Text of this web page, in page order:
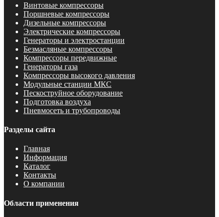
Винтовые компрессоры
Поршневые компрессоры
Дизельные компрессоры
Электрические компрессоры
Генераторы и электростанции
Безмасляные компрессоры
Компрессоры передвижные
Генераторы газа
Компрессоры высокого давления
Модульные станции МКС
Пескоструйное оборудование
Подготовка воздуха
Пневмосеть и трубопроводы
Разделы сайта
Главная
Информация
Каталог
Контакты
О компании
Области применения